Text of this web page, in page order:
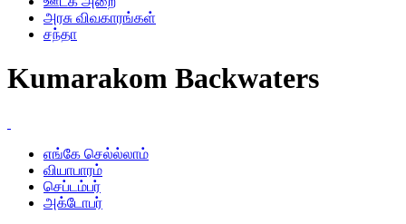
அரசு விவகாரங்கள்
சந்தா
Kumarakom Backwaters
எங்கே செல்ல்லாம்
வியாபாரம்
செப்டம்பர்
அக்டோபர்